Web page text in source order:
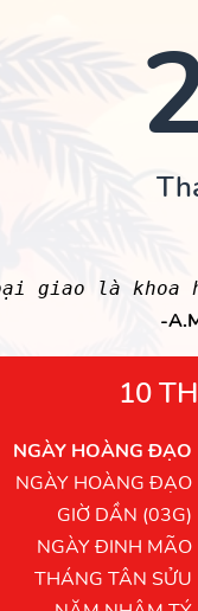
giao là khoa
-
10
NGÀY HOÀNG ĐẠO
NGÀY HOÀNG ĐẠO
GIỜ DẦN (03G)
NGÀY ĐINH MÃO
THÁNG TÂN SỬU